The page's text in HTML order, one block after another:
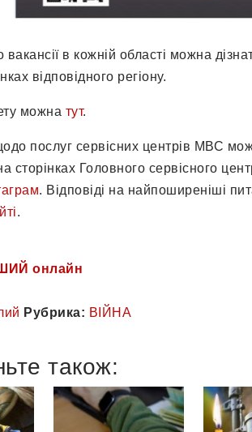
в кожній області можна
відповідного регіону.
можна тут.
послуг сервісних центрів МВС
сторінках Головного сервісного
. Відповіді на найпоширеніші
.
онлайн
Рубрика: ВІЙНА
також: